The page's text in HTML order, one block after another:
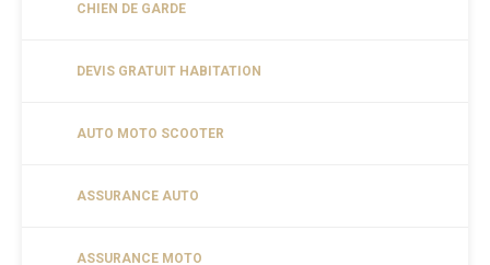
CHIEN DE GARDE
DEVIS GRATUIT HABITATION
AUTO MOTO SCOOTER
ASSURANCE AUTO
ASSURANCE MOTO